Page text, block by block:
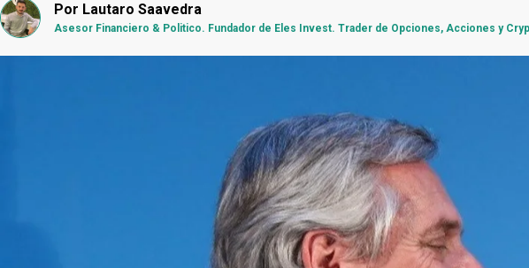
Por Lautaro Saavedra
Asesor Financiero & Politico. Fundador de Eles Invest. Trader de Opciones, Acciones y